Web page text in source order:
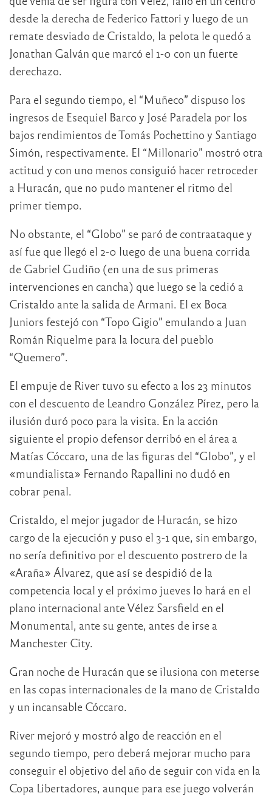
desde la derecha de Federico Fattori y luego de un
remate desviado de Cristaldo, la pelota le quedó a
Jonathan Galván que marcó el 1-0 con un fuerte
derechazo.
Para el segundo tiempo, el “Muñeco” dispuso los
ingresos de Esequiel Barco y José Paradela por los
bajos rendimientos de Tomás Pochettino y Santiago
Simón, respectivamente. El “Millonario” mostró otra
actitud y con uno menos consiguió hacer retroceder
a Huracán, que no pudo mantener el ritmo del
primer tiempo.
No obstante, el “Globo” se paró de contraataque y
así fue que llegó el 2-0 luego de una buena corrida
de Gabriel Gudiño (en una de sus primeras
intervenciones en cancha) que luego se la cedió a
Cristaldo ante la salida de Armani. El ex Boca
Juniors festejó con “Topo Gigio” emulando a Juan
Román Riquelme para la locura del pueblo
“Quemero”.
El empuje de River tuvo su efecto a los 23 minutos
con el descuento de Leandro González Pírez, pero la
ilusión duró poco para la visita. En la acción
siguiente el propio defensor derribó en el área a
Matías Cóccaro, una de las figuras del “Globo”, y el
«mundialista» Fernando Rapallini no dudó en
cobrar penal.
Cristaldo, el mejor jugador de Huracán, se hizo
cargo de la ejecución y puso el 3-1 que, sin embargo,
no sería definitivo por el descuento postrero de la
«Araña» Álvarez, que así se despidió de la
competencia local y el próximo jueves lo hará en el
plano internacional ante Vélez Sarsfield en el
Monumental, ante su gente, antes de irse a
Manchester City.
Gran noche de Huracán que se ilusiona con meterse
en las copas internacionales de la mano de Cristaldo
y un incansable Cóccaro.
River mejoró y mostró algo de reacción en el
segundo tiempo, pero deberá mejorar mucho para
conseguir el objetivo del año de seguir con vida en la
Copa Libertadores, aunque para ese juego volverán